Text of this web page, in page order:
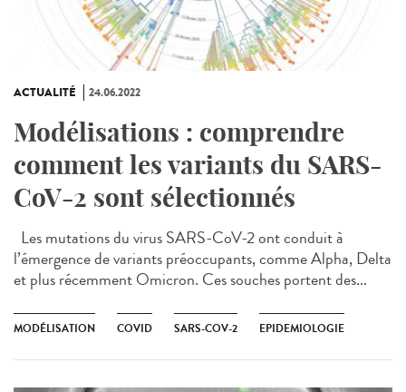
ACTUALITÉ 24.06.2022
Modélisations : comprendre
comment les variants du SARS-
CoV-2 sont sélectionnés
Les mutations du virus SARS-CoV-2 ont conduit à
l’émergence de variants préoccupants, comme Alpha, Delta
et plus récemment Omicron. Ces souches portent des...
MODÉLISATION COVID SARS-COV-2 EPIDEMIOLOGIE